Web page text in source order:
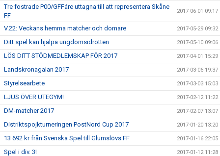
Tre fostrade P00/GFFáre uttagna till att representera Skåne
FF
2017-06-01 09:17
V.22: Veckans hemma matcher och domare 2017-05-29 09:32
Ditt spel kan hjälpa ungdomsidrotten 2017-05-10 09:06
LÖS DITT STÖDMEDLEMSKAP FÖR 2017 2017-04-01 15:29
Landskronagalan 2017 2017-03-06 19:37
Styrelsearbete 2017-03-03 15:03
LJUS ÖVER UTEGYM! 2017-02-12 11:22
DM-matcher 2017 2017-02-07 13:07
Distriktspojkturneringen PostNord Cup 2017 2017-01-20 13:20
13 692 kr från Svenska Spel till Glumslövs FF 2017-01-16 22:05
Spel i div. 3! 2017-01-12 11:28